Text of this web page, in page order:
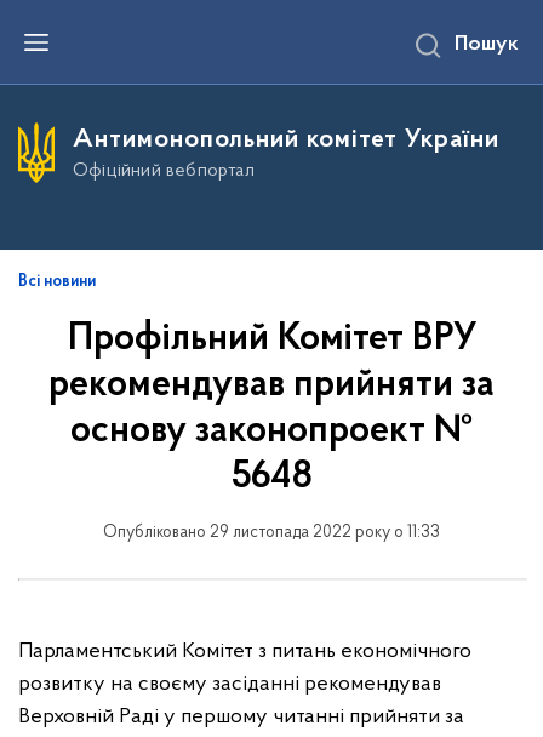
е
и
д
в
Пошук
Антимонопольний комітет України
Офіційний вебпортал
Всі новини
Профільний Комітет ВРУ
рекомендував прийняти за
основу законопроект №
5648
Опубліковано 29 листопада 2022 року о 11:33
Парламентський Комітет з питань економічного
розвитку на своєму засіданні рекомендував
Верховній Раді у першому читанні прийняти за